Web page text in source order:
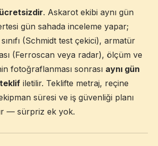
. Askarot ekibi aynı gün
gün sahada inceleme yapar;
(Schmidt test çekici), armatür
(Ferroscan veya radar), ölçüm ve
fotoğraflanması sonrası aynı gün
teklif iletilir. Teklifte metraj, reçine
süresi ve iş güvenliği planı
— sürpriz ek yok.